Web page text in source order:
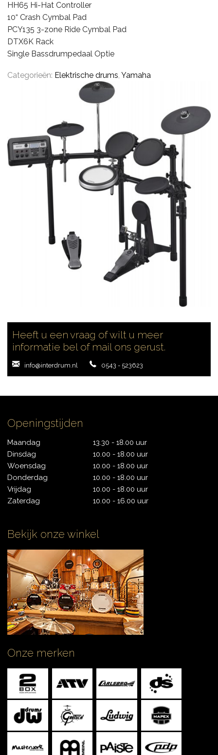
ONLINE SALE
DRUMSCHOOL
HH65 Hi-Hat Controller
10“ Crash Cymbal Pad
PCY135 3-zone Ride Cymbal Pad
DTX6K Rack
Single Bassdrumpedaal Optie
Categorieën: Elektrische drums, Yamaha
Heeft u een vraag of wilt u meer
informatie bel of mail ons gerust.
info@interdrum.nl 0543 - 523623
Openingstijden
Maandag
Dinsdag
Woensdag
Donderdag
Vrijdag
Zaterdag
13.30 - 18.00 uur
10.00 - 18.00 uur
10.00 - 18.00 uur
10.00 - 18.00 uur
10.00 - 18.00 uur
10.00 - 16.00 uur
Bekijk onze winkel
Onze merken